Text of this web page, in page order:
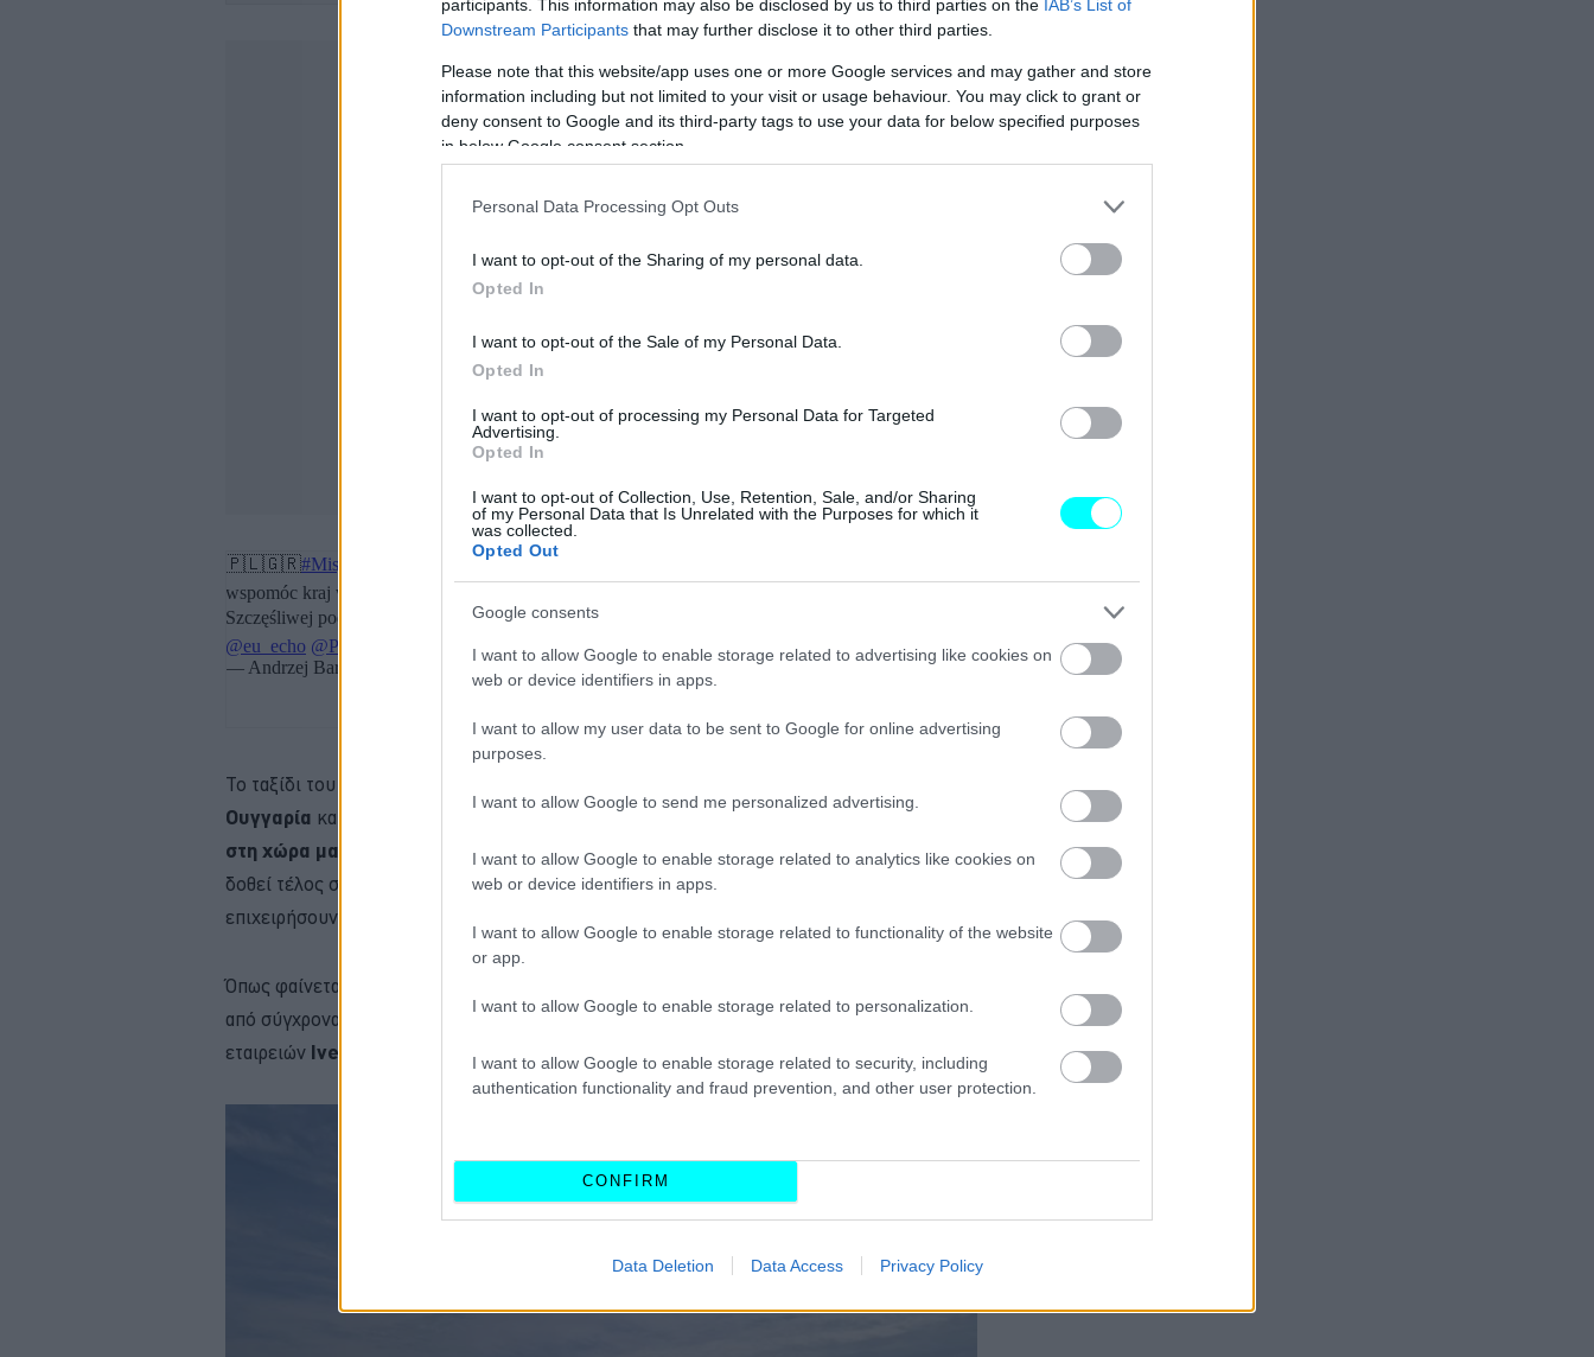
participants. This information may also be disclosed by us to third parties on the IAB’s List of
Downstream Participants that may further disclose it to other third parties.
Please note that this website/app uses one or more Google services and may gather and store
information including but not limited to your visit or usage behaviour. You may click to grant or
deny consent to Google and its third-party tags to use your data for below specified purposes
in below Google consent section.
Personal Data Processing Opt Outs
I want to opt-out of the Sharing of my personal data.
Opted In
I want to opt-out of the Sale of my Personal Data.
Opted In
I want to opt-out of processing my Personal Data for Targeted
Advertising.
Opted In
I want to opt-out of Collection, Use, Retention, Sale, and/or Sharing
of my Personal Data that Is Unrelated with the Purposes for which it
was collected.
Opted Out
Google consents
I want to allow Google to enable storage related to advertising like cookies on
web or device identifiers in apps.
I want to allow my user data to be sent to Google for online advertising
purposes.
I want to allow Google to send me personalized advertising.
I want to allow Google to enable storage related to analytics like cookies on
web or device identifiers in apps.
I want to allow Google to enable storage related to functionality of the website
or app.
I want to allow Google to enable storage related to personalization.
I want to allow Google to enable storage related to security, including
authentication functionality and fraud prevention, and other user protection.
CONFIRM
Data Deletion Data Access Privacy Policy
Το ταξίδι του κομβόι των πυροσβεστικών οχημάτων της Πολωνίας έχει περάσει από την
Ουγγαρία και τη στη συνέχεια θα διασχίσει τη Βουλγαρία και από εκεί θα φτάσει
στη χώρα μας, συνδράμει στο έργο των ελληνικών δυνάμεων
, με στόχο να
δοθεί τέλος στην πύρινη κόλαση. Η άφιξή τους αναμένεται στις 21/22 Ιουλίου και θα
επιχειρήσουν για περίπου 2 εβδομάδες.
Όπως φαίνεται από φωτογραφίες, ο στόλος των πολωνικών πυροσβεστικών απαρτίζεται
από σύγχρονα οχήματα, ανάμεσα στα οποία συναντάμε ειδικά διασκευασμένα μοντέλα των
εταιρειών Iveco, MAN, Renault